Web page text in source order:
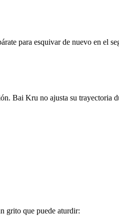
para esquivar de nuevo en el
Bai Kru no ajusta su trayectoria
grito que puede aturdir: